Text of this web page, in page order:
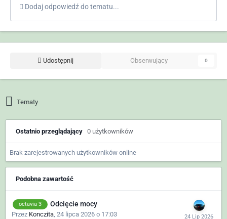
Dodaj odpowiedź do tematu...
Udostępnij Obserwujący 0
Tematy
Ostatnio przeglądający 0 użytkowników
Brak zarejestrowanych użytkowników online
Podobna zawartość
octavia 3 Odcięcie mocy
Przez Konczita, 24 lipca 2026 o 17:03